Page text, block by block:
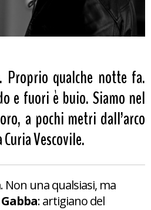
Proprio qualche notte fa.
e fuori è buio. Siamo nel
a pochi metri dall’arco
Vescovile.
Non una qualsiasi, ma
: artigiano del